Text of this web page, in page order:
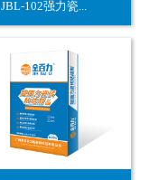
JBL-102强力瓷...